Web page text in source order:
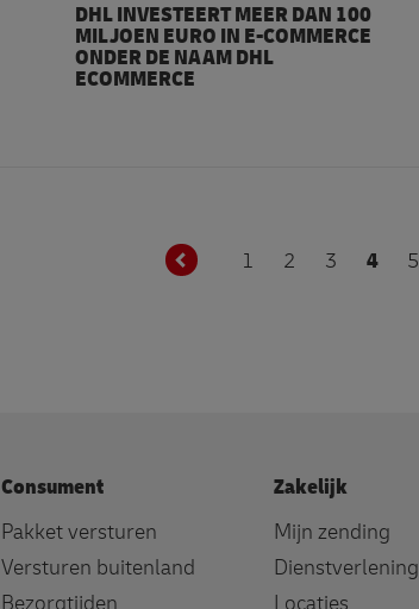
DHL INVESTEERT MEER DAN 100
MILJOEN EURO IN E-COMMERCE
ONDER DE NAAM DHL
ECOMMERCE
1 2 3 4 5
Consument
Pakket versturen
Versturen buitenland
Zakelijk
Mijn zending
Dienstverlening